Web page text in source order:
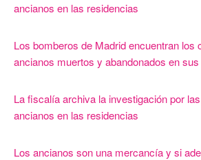
ancianos en las residencias
Los bomberos de Madrid encuentran los
ancianos muertos y abandonados en
La fiscalía archiva la investigación por
ancianos en las residencias
Los ancianos son una mercancía y si